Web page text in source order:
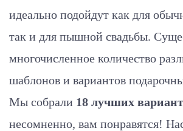
идеально подойдут как для
так и для пышной свадьбы.
многочисленное количество
шаблонов и вариантов
Мы собрали 18 лучших
несомненно, вам понравятся!